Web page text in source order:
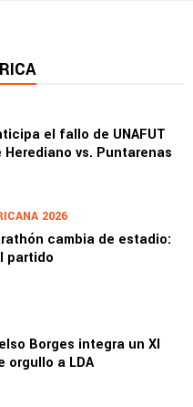
el fallo de UNAFUT
vs. Puntarenas
2026
cambia de estadio:
partido
Borges integra un XI
orgullo a LDA